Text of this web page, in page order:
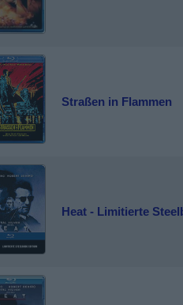
Straßen in Flammen
Heat - Limitierte